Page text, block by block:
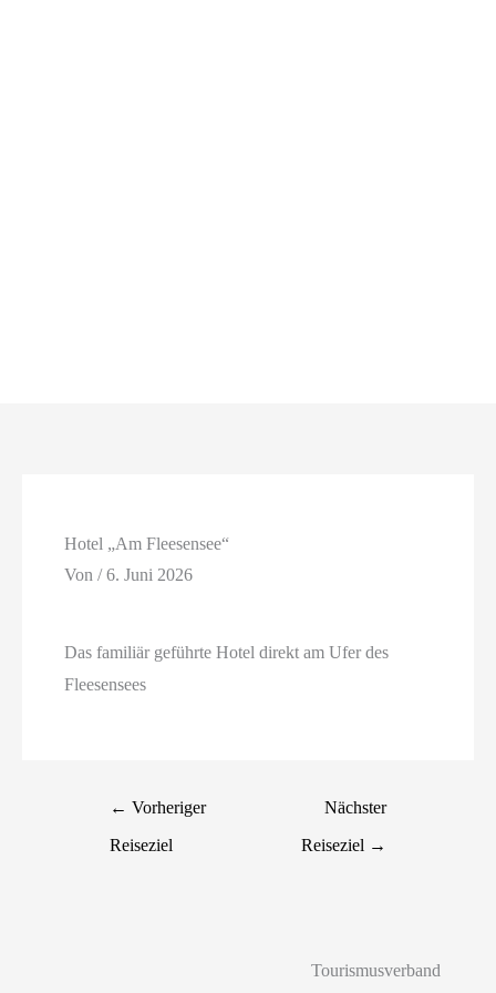
Hotel „Am Fleesensee“
Von/6. Juni 2026
Das familiär geführte Hotel direkt am Ufer des
Fleesensees
← Vorheriger
Reiseziel
Nächster
Reiseziel →
Tourismusverband